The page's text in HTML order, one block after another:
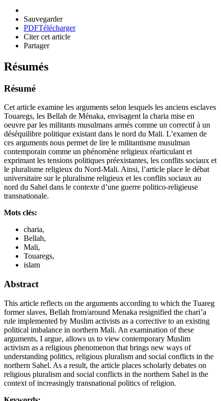
Sauvegarder
PDFTélécharger
Citer cet article
Partager
Résumés
Résumé
Cet article examine les arguments selon lesquels les anciens esclaves
Touaregs, les Bellah de Ménaka, envisagent la charia mise en
oeuvre par les militants musulmans armés comme un correctif à un
déséquilibre politique existant dans le nord du Mali. L’examen de
ces arguments nous permet de lire le militantisme musulman
contemporain comme un phénomène religieux réarticulant et
exprimant les tensions politiques préexistantes, les conflits sociaux et
le pluralisme religieux du Nord-Mali. Ainsi, l’article place le débat
universitaire sur le pluralisme religieux et les conflits sociaux au
nord du Sahel dans le contexte d’une guerre politico-religieuse
transnationale.
Mots clés:
charia,
Bellah,
Mali,
Touaregs,
islam
Abstract
This article reflects on the arguments according to which the Tuareg
former slaves, Bellah from/around Menaka resignified the chari’a
rule implemented by Muslim activists as a corrective to an existing
political imbalance in northern Mali. An examination of these
arguments, I argue, allows us to view contemporary Muslim
activism as a religious phenomenon that brings new ways of
understanding politics, religious pluralism and social conflicts in the
northern Sahel. As a result, the article places scholarly debates on
religious pluralism and social conflicts in the northern Sahel in the
context of increasingly transnational politics of religion.